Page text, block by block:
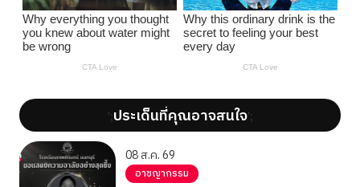
';ประเด็นที่คุณอาจสนใจ';
08 ส.ค. 69
อาชญากรรม